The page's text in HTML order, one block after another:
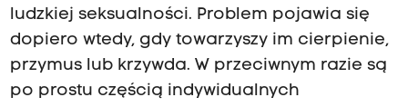
ludzkiej seksualności. Problem pojawia się
dopiero wtedy, gdy towarzyszy im cierpienie,
przymus lub krzywda. W przeciwnym razie są
po prostu częścią indywidualnych